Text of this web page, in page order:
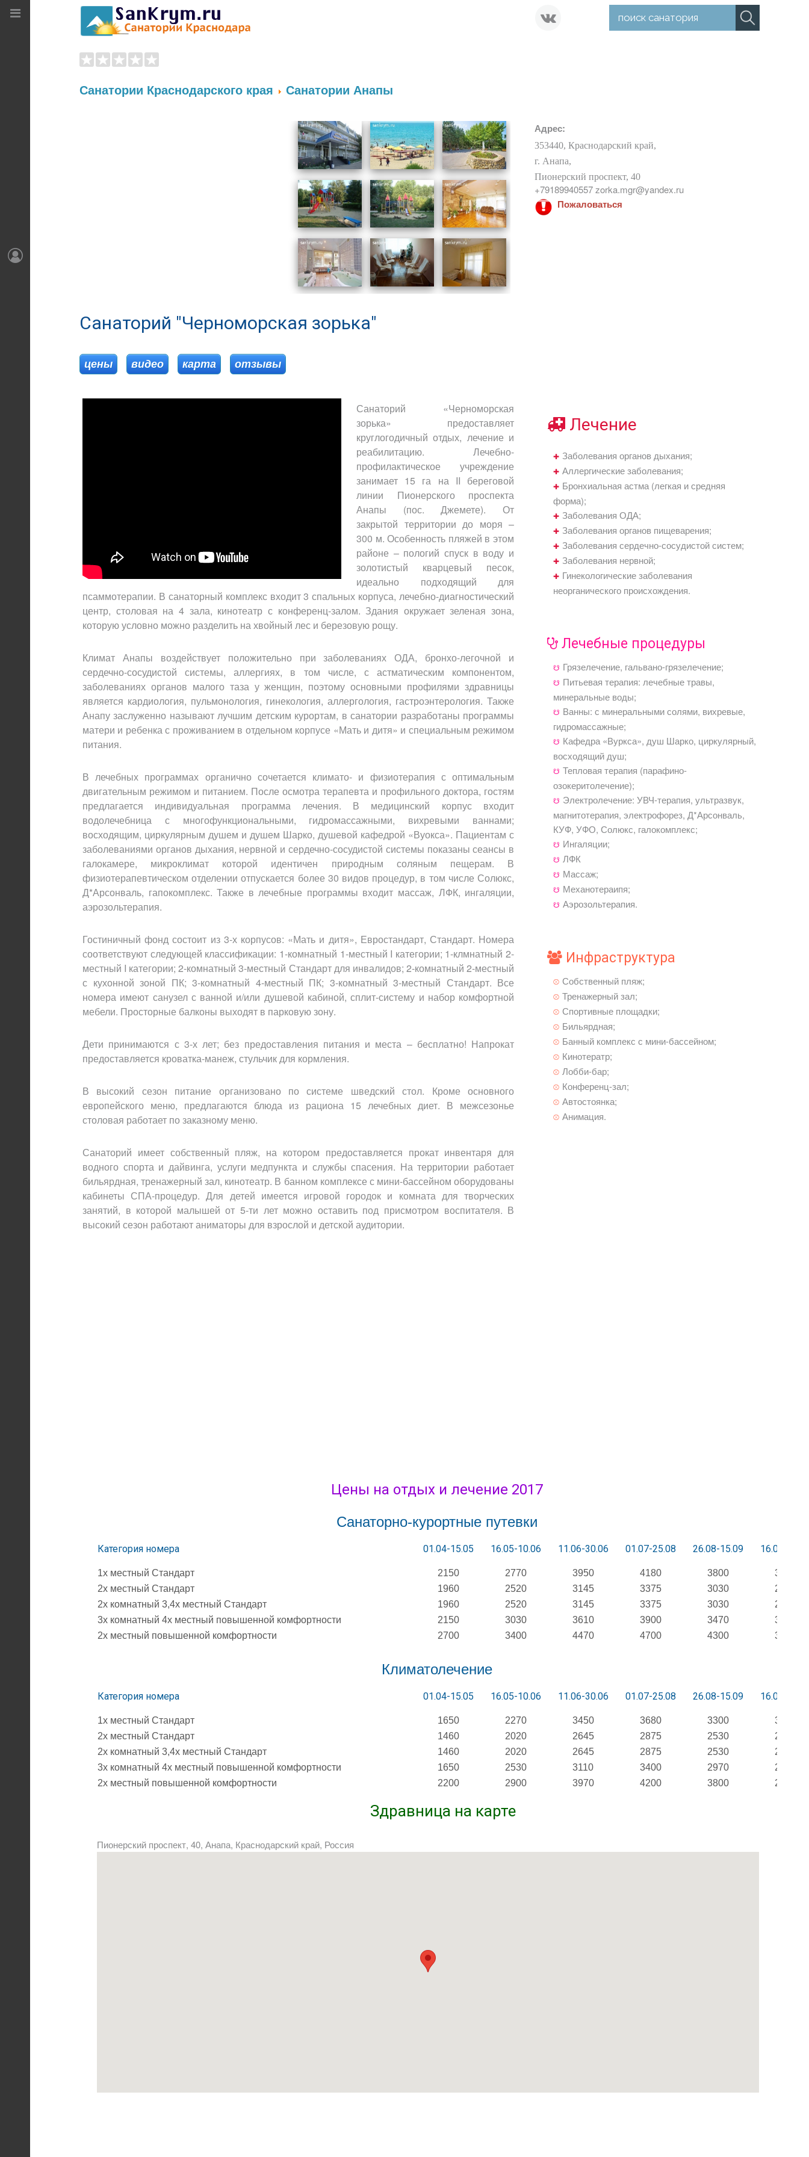
Забыли пароль?
Санатории Краснодарского края Санатории Анапы
Адрес:
353440, Краснодарский край,
г. Анапа,
Пионерский проспект, 40
+79189940557 zorka.mgr@yandex.ru
Пожаловаться
Санаторий "Черноморская зорька"
цены видео карта отзывы
Санаторий «Черноморская
зорька» предоставляет
круглогодичный отдых, лечение и
реабилитацию. Лечебно-
профилактическое учреждение
занимает 15 га на II береговой
линии Пионерского проспекта
Анапы (пос. Джемете). От
закрытой территории до моря –
300 м. Особенность пляжей в этом
районе – пологий спуск в воду и
золотистый кварцевый песок,
идеально подходящий для
псаммотерапии. В санаторный комплекс входит 3 спальных корпуса, лечебно-диагностический
центр, столовая на 4 зала, кинотеатр с конференц-залом. Здания окружает зеленая зона,
которую условно можно разделить на хвойный лес и березовую рощу.
Климат Анапы воздействует положительно при заболеваниях ОДА, бронхо-легочной и
сердечно-сосудистой системы, аллергиях, в том числе, с астматическим компонентом,
заболеваниях органов малого таза у женщин, поэтому основными профилями здравницы
является кардиология, пульмонология, гинекология, аллергология, гастроэнтерология. Также
Анапу заслуженно называют лучшим детским курортам, в санатории разработаны программы
матери и ребенка с проживанием в отдельном корпусе «Мать и дитя» и специальным режимом
питания.
В лечебных программах органично сочетается климато- и физиотерапия с оптимальным
двигательным режимом и питанием. После осмотра терапевта и профильного доктора, гостям
предлагается индивидуальная программа лечения. В медицинский корпус входит
водолечебница с многофункциональными, гидромассажными, вихревыми ваннами;
восходящим, циркулярным душем и душем Шарко, душевой кафедрой «Вуокса». Пациентам с
заболеваниями органов дыхания, нервной и сердечно-сосудистой системы показаны сеансы в
галокамере, микроклимат которой идентичен природным соляным пещерам. В
физиотерапевтическом отделении отпускается более 30 видов процедур, в том числе Солюкс,
Д*Арсонваль, гапокомплекс. Также в лечебные программы входит массаж, ЛФК, ингаляции,
аэрозольтерапия.
Гостиничный фонд состоит из 3-х корпусов: «Мать и дитя», Евростандарт, Стандарт. Номера
соответствуют следующей классификации: 1-комнатный 1-местный I категории; 1-клмнатный 2-
местный I категории; 2-комнатный 3-местный Стандарт для инвалидов; 2-комнатный 2-местный
с кухонной зоной ПК; 3-комнатный 4-местный ПК; 3-комнатный 3-местный Стандарт. Все
номера имеют санузел с ванной и/или душевой кабиной, сплит-систему и набор комфортной
мебели. Просторные балконы выходят в парковую зону.
Дети принимаются с 3-х лет; без предоставления питания и места – бесплатно! Напрокат
предоставляется кроватка-манеж, стульчик для кормления.
В высокий сезон питание организовано по системе шведский стол. Кроме основного
европейского меню, предлагаются блюда из рациона 15 лечебных диет. В межсезонье
столовая работает по заказному меню.
Санаторий имеет собственный пляж, на котором предоставляется прокат инвентаря для
водного спорта и дайвинга, услуги медпункта и службы спасения. На территории работает
бильярдная, тренажерный зал, кинотеатр. В банном комплексе с мини-бассейном оборудованы
кабинеты СПА-процедур. Для детей имеется игровой городок и комната для творческих
занятий, в которой малышей от 5-ти лет можно оставить под присмотром воспитателя. В
высокий сезон работают аниматоры для взрослой и детской аудитории.
Лечение
Заболевания органов дыхания;
Аллергические заболевания;
Бронхиальная астма (легкая и средняя
форма);
Заболевания ОДА;
Заболевания органов пищеварения;
Заболевания сердечно-сосудистой систем;
Заболевания нервной;
Гинекологические заболевания
неорганического происхождения.
Лечебные процедуры
Грязелечение, гальвано-грязелечение;
Питьевая терапия: лечебные травы,
минеральные воды;
Ванны: с минеральными солями, вихревые,
гидромассажные;
Кафедра «Вуркса», душ Шарко, циркулярный,
восходящий душ;
Тепловая терапия (парафино-
озокеритолечение);
Электролечение: УВЧ-терапия, ультразвук,
магнитотерапия, электрофорез, Д*Арсонваль,
КУФ, УФО, Солюкс, галокомплекс;
Ингаляции;
ЛФК
Массаж;
Механотераипя;
Аэрозольтерапия.
Инфраструктура
Собственный пляж;
Тренажерный зал;
Спортивные площадки;
Бильярдная;
Банный комплекс с мини-бассейном;
Кинотератр;
Лобби-бар;
Конференц-зал;
Автостоянка;
Анимация.
Цены на отдых и лечение 2017
Санаторно-курортные путевки
Категория номера 01.04-15.05 16.05-10.06 11.06-30.06 01.07-25.08 26.08-15.09 16.09-
1х местный Стандарт 2150 2770 3950 4180 3800
3530
2х местный Стандарт
1960 2520 3145 3375 3030
2520
2х комнатный 3,4х местный Стандарт
1960 2520 3145 3375 3030
2520
3х комнатный 4х местный повышенной комфортности
2150 3030 3610 3900 3470
3030
2х местный повышенной комфортности
2700 3400 4470 4700 4300 3400
Климатолечение
Категория номера 01.04-15.05 16.05-10.06 11.06-30.06 01.07-25.08 26.08-15.09 16.09-
1х местный Стандарт 1650 2270 3450 3680 3300
3030
2х местный Стандарт
1460 2020 2645 2875 2530
2020
2х комнатный 3,4х местный Стандарт
1460 2020 2645 2875 2530
2020
3х комнатный 4х местный повышенной комфортности
1650 2530 3110 3400 2970
2530
2х местный повышенной комфортности
2200 2900 3970 4200 3800 2900
Здравница на карте
Пионерский проспект, 40, Анапа, Краснодарский край, Россия